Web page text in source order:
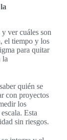
ver cuáles son
el tiempo y los
para quitar
la
quién se
con proyectos
los
Esta
sin riesgos.